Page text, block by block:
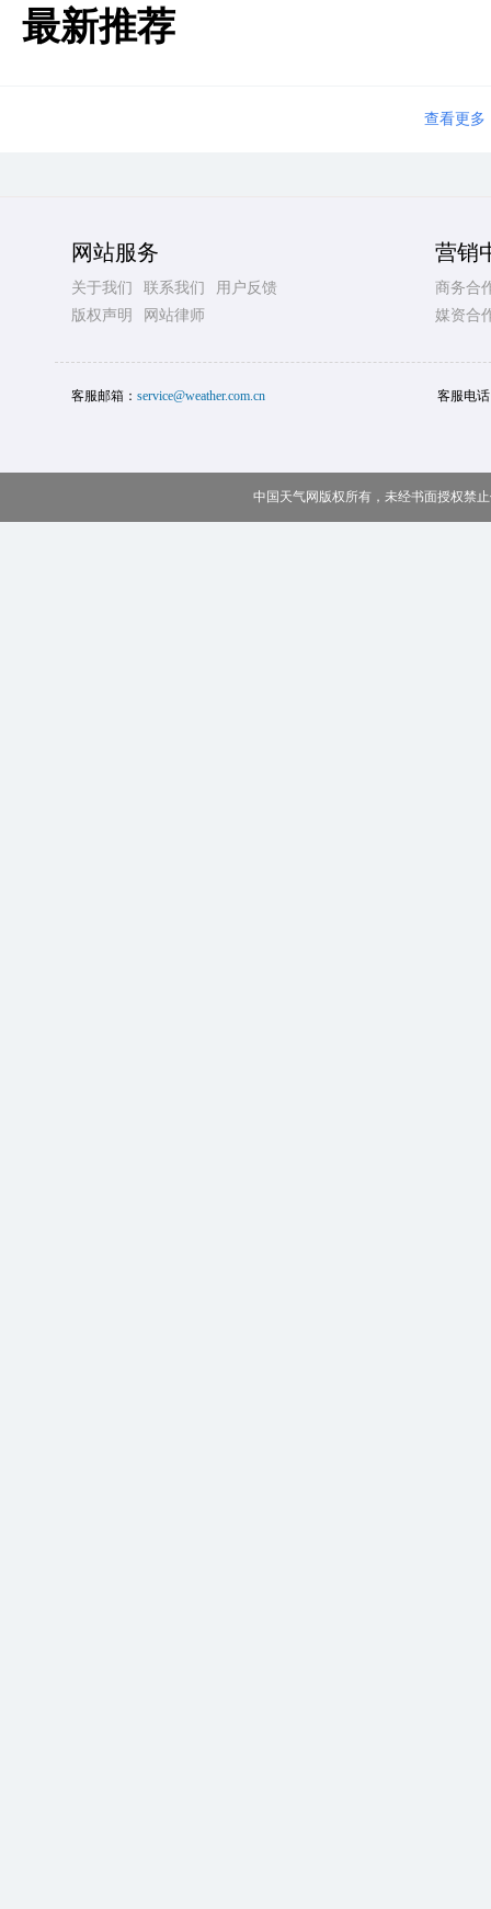
最新推荐
查看更多
网站服务
关于我们 联系我们
用户反馈
版权声明
网站律师
营销
商务合
媒资合
客服邮箱： service@weather.com.cn 客服电
中国天气网版权所有，未经书面授权